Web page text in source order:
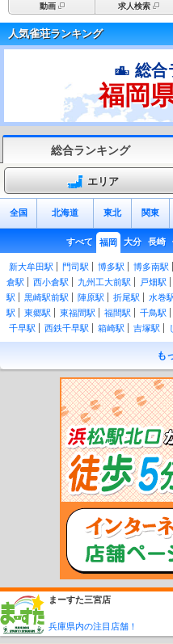
動画 求人検索
人気雀荘ランキング
総合
福岡
総合ランキング
エリア
全国 北海道 東北 関東
すべて 福岡 大分 長崎
新大牟田駅 門司駅 博多駅 博多南駅
倉駅
西小倉駅 九州工大前駅 戸畑駅
駅
黒崎駅前駅 陣原駅 折尾駅 水巻
駅
東郷駅 東福間駅 福間駅 千鳥駅
千早駅
西鉄千早駅 箱崎駅 吉塚駅
岡駅
春日駅 大野城駅 水城駅 都府
筑後
駅
銀水駅 大牟田駅 南小倉駅 城野
小波瀬西工大前駅 行橋駅 南行橋
三毛門駅 吉富駅 桂川駅 筑
門松駅 長者原駅 原町
周船寺駅 波多江駅 筑前
大入駅 福吉駅 鹿家駅 若
中間駅 筑前垣生駅 鞍手駅
浦田駅 新飯塚駅 飯塚駅
南久留米駅 久留米大学前駅 御井
筑後大石駅 久留米高
採銅所駅 香春駅 一本松
添田駅 豊前桝田駅
歓遊舎ひこさん駅
上三緒駅 下鴨生駅
奈多駅 和白駅 香椎神
恵駅
須恵中央駅 新原駅 宇美駅 西
駅
大橋駅 井尻駅 雑餉隈駅
日市駅
朝倉街道駅
駅
西鉄小郡駅 端間駅 味坂駅 宮の
も
まーすた三宮店
兵庫県内の注目店舗！